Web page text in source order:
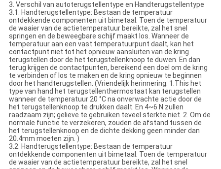
3. Verschil van autoterugstellentype en Handterugstellentype
3.1. Handterugstellentype: Bestaan de temperatuur
ontdekkende componenten uit bimetaal. Toen de temperatuur
de waaier van de actietemperatuur bereikte, zal het snel
springen en de beweegbare schijf maakt los. Wanneer de
temperatuur aan een vast temperatuurpunt daalt, kan het
contactpunt niet tot het opnieuw aansluiten van de kring
terugstellen door de het terugstellenknoop te duwen. En dan
terug krijgen de contactpunten, bereikend een doel om de kring
te verbinden of los te maken en de kring opnieuw te beginnen
door het handterugstellen. (Vriendelijk herinnering: 1.This het
type van hand het terugstellenthermostaat kan terugstellen
wanneer de temperatuur 20 °C na onverwachte actie door de
het terugstellenknoop te drukken daalt. En 4~6 N zullen
raadzaam zijn; gelieve te gebruiken teveel sterkte niet. 2. Om de
normale functie te verzekeren, zouden de afstand tussen de
het terugstellenknoop en de dichte dekking geen minder dan
20.4mm moeten zijn. )
3.2. Handterugstellentype: Bestaan de temperatuur
ontdekkende componenten uit bimetaal. Toen de temperatuur
de waaier van de actietemperatuur bereikte, zal het snel